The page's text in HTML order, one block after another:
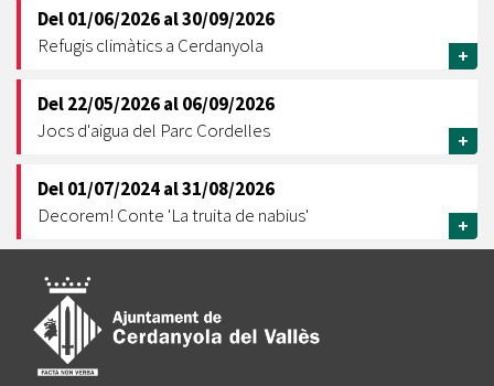
Del01/06/2026al30/09/2026
Refugis climàtics a Cerdanyola
+
Del22/05/2026al06/09/2026
Jocs d'aigua del Parc Cordelles
+
Del01/07/2024al31/08/2026
Decorem! Conte 'La truita de nabius'
+